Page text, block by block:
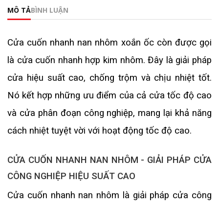
MÔ TẢBÌNH LUẬN
Cửa cuốn nhanh nan nhôm xoắn ốc còn được gọi
là cửa cuốn nhanh hợp kim nhôm. Đây là giải pháp
cửa hiệu suất cao, chống trộm và chịu nhiệt tốt.
Nó kết hợp những ưu điểm của cả cửa tốc độ cao
và cửa phân đoạn công nghiệp, mang lại khả năng
cách nhiệt tuyệt vời với hoạt động tốc độ cao.
CỬA CUỐN NHANH NAN NHÔM - GIẢI PHÁP CỬA
CÔNG NGHIỆP HIỆU SUẤT CAO
Cửa cuốn nhanh nan nhôm là giải pháp cửa công